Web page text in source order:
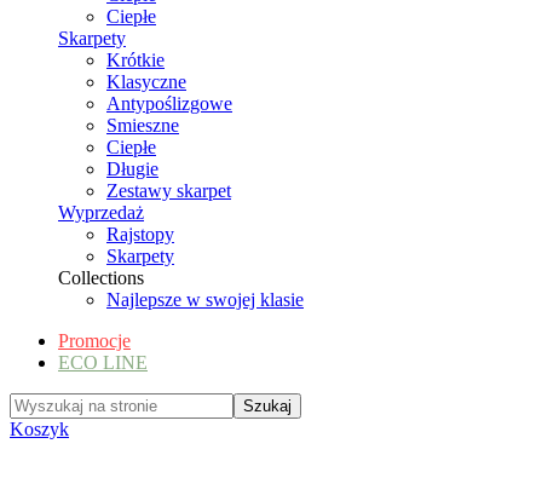
Ciepłe
Skarpety
Krótkie
Klasyczne
Antypoślizgowe
Smieszne
Ciepłe
Długie
Zestawy skarpet
Wyprzedaż
Rajstopy
Skarpety
Collections
Najlepsze w swojej klasie
Promocje
ECO LINE
Koszyk